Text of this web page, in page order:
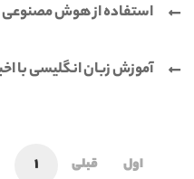
استفاده از هوش مصنوعی
آموزش زبان انگلیسی با
اول قبلی 1